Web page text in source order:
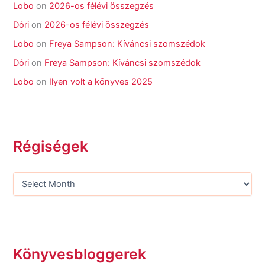
Lobo on 2026-os félévi összegzés
Dóri on 2026-os félévi összegzés
Lobo on Freya Sampson: Kíváncsi szomszédok
Dóri on Freya Sampson: Kíváncsi szomszédok
Lobo on Ilyen volt a könyves 2025
Régiségek
Könyvesbloggerek